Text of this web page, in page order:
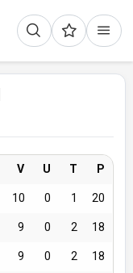
V U T P
10 0 1 20
9 0 2 18
9 0 2 18